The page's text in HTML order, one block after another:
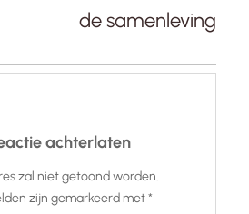
de samenleving
achterlaten
zal niet getoond worden.
zijn gemarkeerd met*